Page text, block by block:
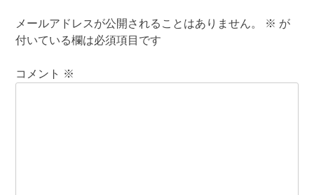
メールアドレスが公開されることはありません。 ※ が
付いている欄は必須項目です
コメント ※